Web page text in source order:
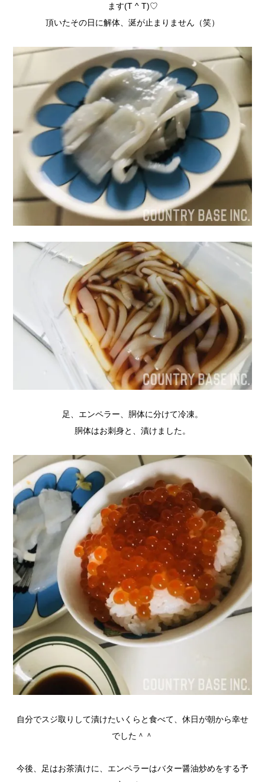
ます(T ^ T)♡
頂いたその日に解体、涎が止まりません（笑）
足、エンペラー、胴体に分けて冷凍。
胴体はお刺身と、漬けました。
自分でスジ取りして漬けたいくらと食べて、休日が朝から幸せ
でした＾＾
今後、足はお茶漬けに、エンペラーはバター醤油炒めをする予